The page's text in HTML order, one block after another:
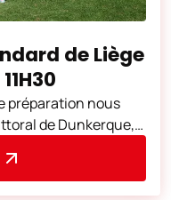
de Liège
préparation nous
de Dunkerque,